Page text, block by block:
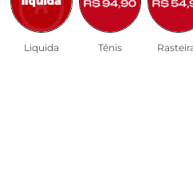
Liquida Tênis